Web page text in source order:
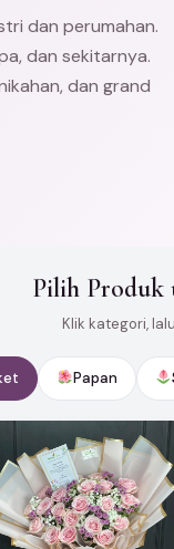
dan perumahan.
, dan sekitarnya.
dan grand
Pilih Produk
Klik kategori,
Papan